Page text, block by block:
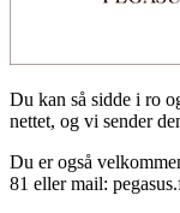
Du kan så sidde i ro
nettet, og vi sender
Du er også
81 eller mail: